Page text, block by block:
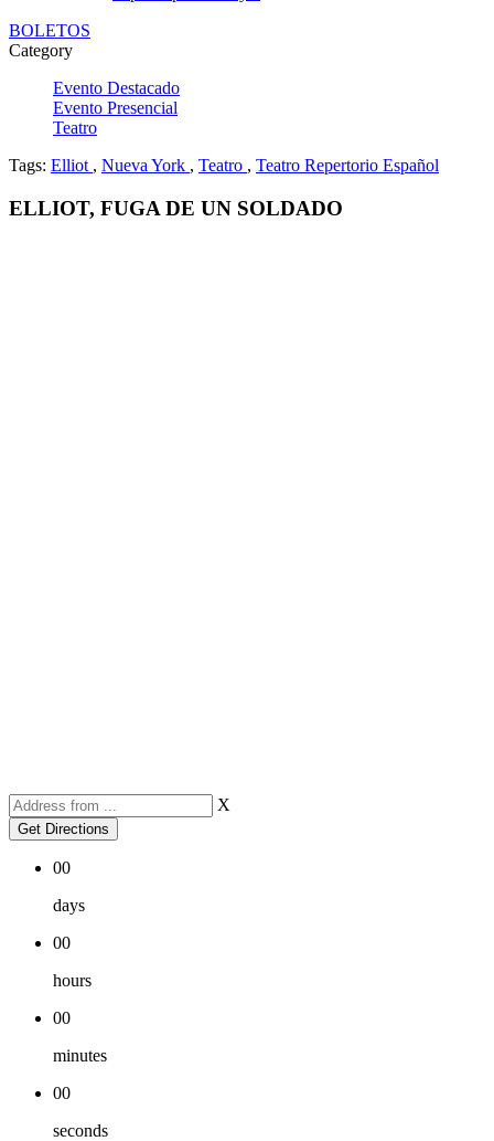
BOLETOS
Category
Evento Destacado
Evento Presencial
Teatro
Tags: Elliot , Nueva York , Teatro , Teatro Repertorio Español
ELLIOT, FUGA DE UN SOLDADO
X
00
days
00
hours
00
minutes
00
seconds